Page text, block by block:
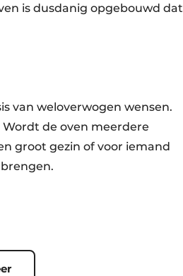
is dusdanig opgebouwd dat
van weloverwogen wensen.
de oven meerdere
groot gezin of voor iemand
brengen.